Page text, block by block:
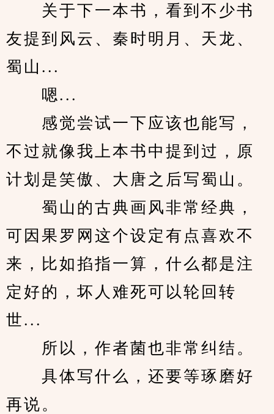
关于下一本书，看到不少书
友提到风云、秦时明月、天龙、
蜀山...
嗯...
感觉尝试一下应该也能写，
不过就像我上本书中提到过，原
计划是笑傲、大唐之后写蜀山。
蜀山的古典画风非常经典，
可因果罗网这个设定有点喜欢不
来，比如掐指一算，什么都是注
定好的，坏人难死可以轮回转
世...
所以，作者菌也非常纠结。
具体写什么，还要等琢磨好
再说。